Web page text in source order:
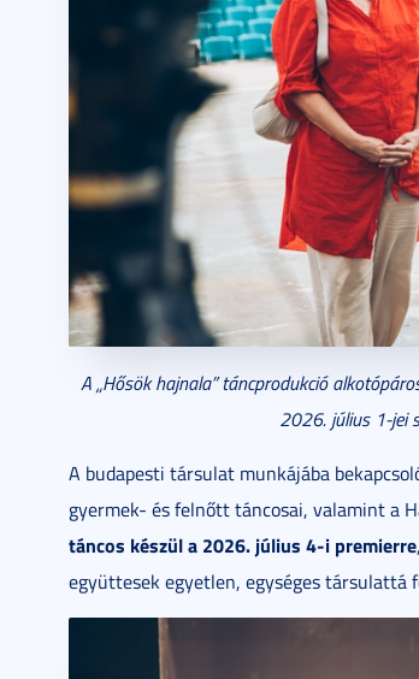
A „Hősök hajnala” táncprodukció
2026. július 1-jei
A budapesti társulat munkájába
gyermek- és felnőtt táncosai, valamint a
táncos készül a 2026. július 4-i premierre
együttesek egyetlen, egységes társulattá